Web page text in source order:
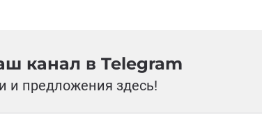
канал в Telegram
и предложения здесь!